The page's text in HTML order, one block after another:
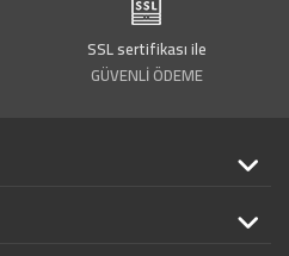
SSL sertifikası ile
GÜVENLİ ÖDEME